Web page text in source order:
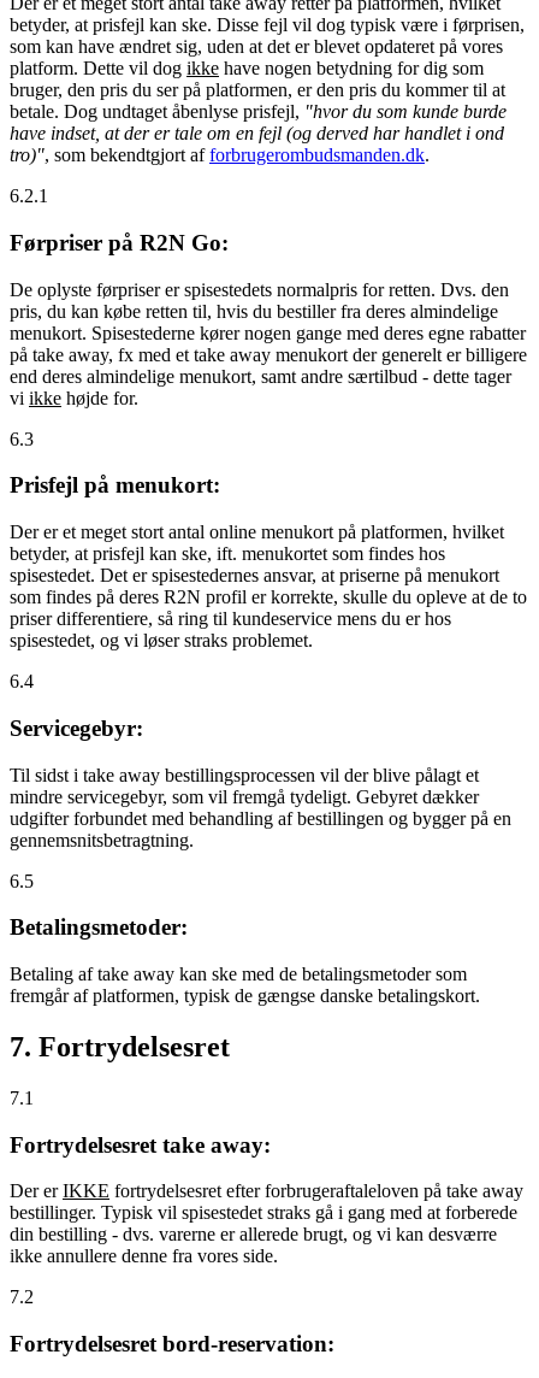
betyder, at prisfejl kan ske. Disse fejl vil dog typisk være i førprisen,
som kan have ændret sig, uden at det er blevet opdateret på vores
platform. Dette vil dog ikke have nogen betydning for dig som
bruger, den pris du ser på platformen, er den pris du kommer til at
betale. Dog undtaget åbenlyse prisfejl, "hvor du som kunde burde
have indset, at der er tale om en fejl (og derved har handlet i ond
tro)", som bekendtgjort afforbrugerombudsmanden.dk.
6.2.1
Førpriser på R2N Go:
De oplyste førpriser er spisestedets normalpris for retten. Dvs. den
pris, du kan købe retten til, hvis du bestiller fra deres almindelige
menukort. Spisestederne kører nogen gange med deres egne rabatter
på take away, fx med et take away menukort der generelt er billigere
end deres almindelige menukort, samt andre særtilbud - dette tager
vi ikke højde for.
6.3
Prisfejl på menukort:
Der er et meget stort antal online menukort på platformen, hvilket
betyder, at prisfejl kan ske, ift. menukortet som findes hos
spisestedet. Det er spisestedernes ansvar, at priserne på menukort
som findes på deres R2N profil er korrekte, skulle du opleve at de to
priser differentiere, så ring til kundeservice mens du er hos
spisestedet, og vi løser straks problemet.
6.4
Servicegebyr:
Til sidst i take away bestillingsprocessen vil der blive pålagt et
mindre servicegebyr, som vil fremgå tydeligt. Gebyret dækker
udgifter forbundet med behandling af bestillingen og bygger på en
gennemsnitsbetragtning.
6.5
Betalingsmetoder:
Betaling af take away kan ske med de betalingsmetoder som
fremgår af platformen, typisk de gængse danske betalingskort.
7. Fortrydelsesret
7.1
Fortrydelsesret take away:
Der erIKKE fortrydelsesret efter forbrugeraftaleloven på take away
bestillinger. Typisk vil spisestedet straks gå i gang med at forberede
din bestilling - dvs. varerne er allerede brugt, og vi kan desværre
ikke annullere denne fra vores side.
7.2
Fortrydelsesret bord-reservation: